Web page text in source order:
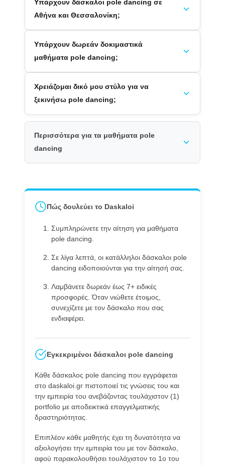
Υπάρχουν δάσκαλοι pole dancing σε
Αθήνα και Θεσσαλονίκη;
Υπάρχουν δωρεάν δοκιμαστικά
μαθήματα pole dancing;
Χρειάζομαι δικό μου στύλο για να
ξεκινήσω pole dancing;
Περισσότερα για τα μαθήματα pole
dancing
Πώς δουλεύει το Daskaloi
Συμπληρώνετε την αίτηση για μαθήματα
pole dancing.
Σε λίγα λεπτά, οι κατάλληλοι δάσκαλοι pole
dancing ειδοποιούνται για την αίτησή σας.
Λαμβάνετε δωρεάν έως 7+ ειδικές
προσφορές. Όταν νιώθετε έτοιμος,
συνεχίζετε με τον δάσκαλο που σας
ενδιαφέρει.
Εγκεκριμένοι δάσκαλοι pole dancing
Κάθε δάσκαλος pole dancing που εγγράφεται
στο daskaloi.gr πιστοποιεί τις γνώσεις του και
την εμπειρία του ανεβάζοντας τουλάχιστον (1)
portfolio με αποδεικτικά επαγγελματικής
δραστηριότητας.
Επιπλέον κάθε μαθητής έχει τη δυνατότητα να
αξιολογήσει την εμπειρία του με τον δάσκαλο,
αφού παρακολουθήσει τουλάχιστον το 1ο του